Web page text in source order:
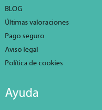
BLOG
Últimas valoraciones
Pago seguro
Aviso legal
Política de cookies
Ayuda